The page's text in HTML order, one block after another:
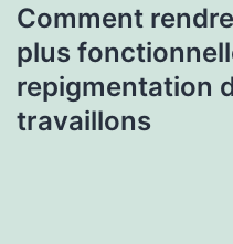
Comment
plus
repigmentation
travaillons